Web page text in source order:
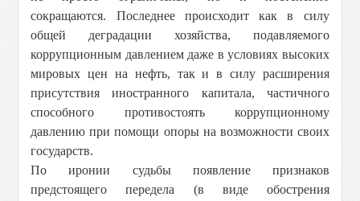
сокращаются. Последнее происходит как в силу
общей деградации хозяйства, подавляемого
коррупционным давлением даже в условиях высоких
мировых цен на нефть, так и в силу расширения
присутствия иностранного капитала, частичного
способного противостоять коррупционному
давлению при помощи опоры на возможности своих
государств.
По иронии судьбы появление признаков
предстоящего передела (в виде обострения